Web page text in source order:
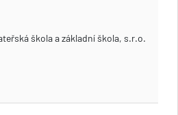
škola a základní škola, s.r.o.